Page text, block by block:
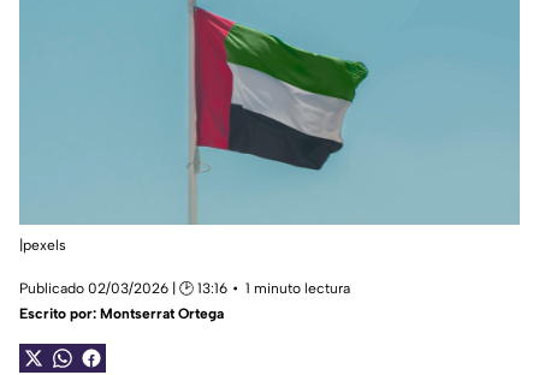
|pexels
Publicado 02/03/2026 | 🕑 13:16
1 minuto lectura
Escrito por: Montserrat Ortega